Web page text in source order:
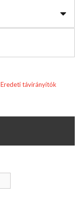
Eredeti távirányítók